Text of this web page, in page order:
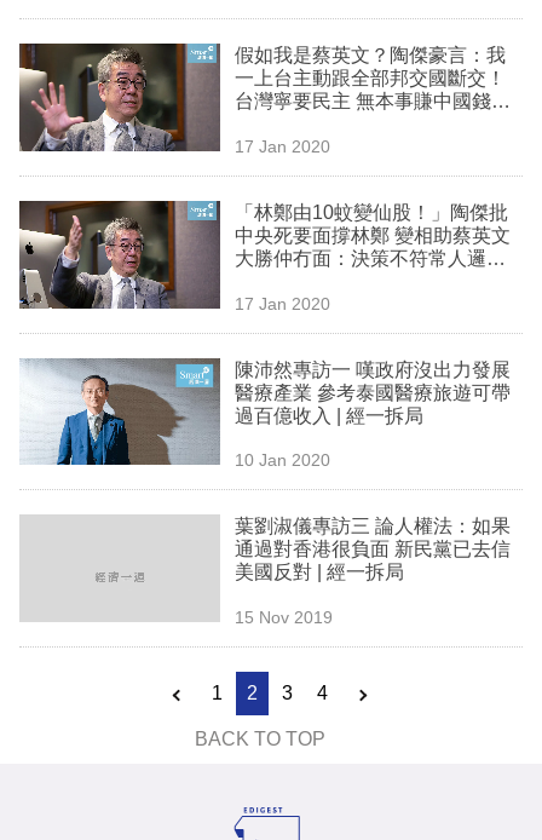
假如我是蔡英文？陶傑豪言：我
一上台主動跟全部邦交國斷交！
台灣寧要民主 無本事賺中國錢｜
17 Jan 2020
「林鄭由10蚊變仙股！」陶傑批
中央死要面撐林鄭 變相助蔡英文
大勝仲冇面：決策不符常人邏輯
17 Jan 2020
陳沛然專訪一 嘆政府沒出力發展
醫療產業 參考泰國醫療旅遊可帶
過百億收入 | 經一拆局
10 Jan 2020
葉劉淑儀專訪三 論人權法：如果
通過對香港很負面 新民黨已去信
美國反對 | 經一拆局
15 Nov 2019
1 2 3 4
BACK TO TOP